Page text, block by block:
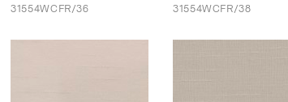
31554WCFR/36 31554WCFR/38